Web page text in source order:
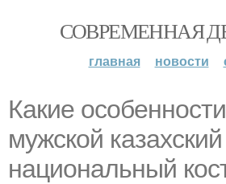
СОВРЕМЕННАЯ
главная новости
Какие
мужской казахский
национальный